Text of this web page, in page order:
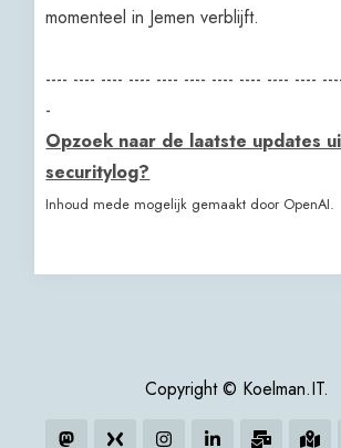
momenteel in Jemen verblijft.
---- ---- ---- ---- ---- ---- ---- ---- ---- ----
-
Opzoek naar de laatste updates
securitylog?
Inhoud mede mogelijk gemaakt door OpenAI.
Copyright © Koelman.IT.